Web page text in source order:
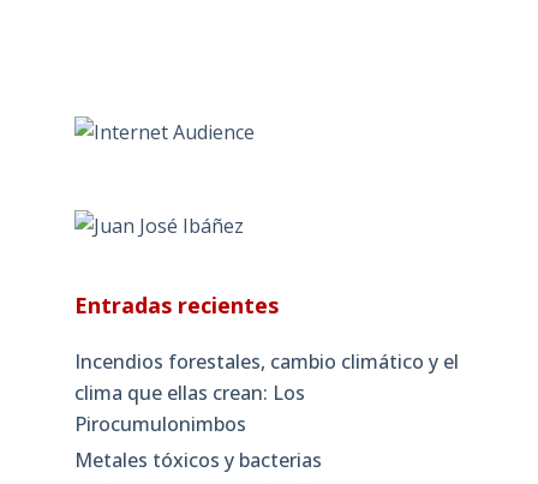
Entradas recientes
Incendios forestales, cambio climático y el
clima que ellas crean: Los
Pirocumulonimbos
Metales tóxicos y bacterias